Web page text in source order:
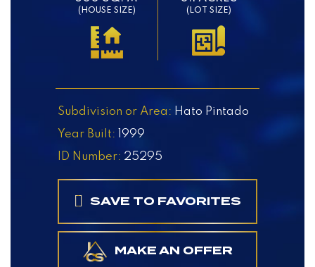
(HOUSE SIZE) (LOT SIZE)
Subdivision or Area: Hato Pintado
Year Built: 1999
ID Number: 25295
SAVE TO FAVORITES
MAKE AN OFFER